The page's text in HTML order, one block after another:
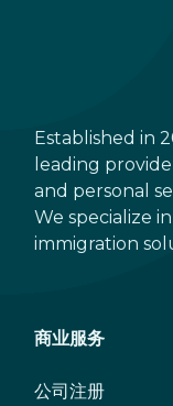
Established in
leading
and personal
We specialize
immigration
商业服务
公司注册